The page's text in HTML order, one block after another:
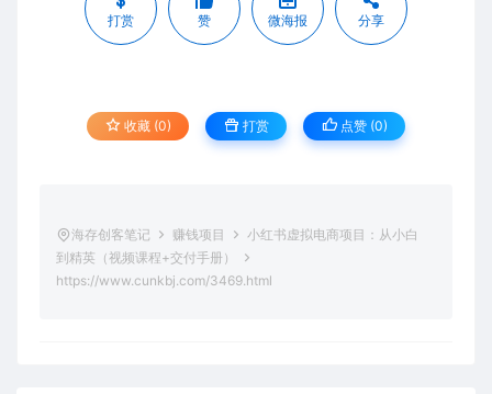
打赏 赞 微海报 分享
收藏 (0) 打赏 点赞 (0)
海存创客笔记 赚钱项目
小红书虚拟电商项目：从小白
到精英（视频课程+交付手册）
https://www.cunkbj.com/3469.html